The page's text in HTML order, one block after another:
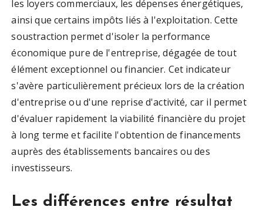
les loyers commerciaux, les dépenses énergétiques,
ainsi que certains impôts liés à l'exploitation. Cette
soustraction permet d'isoler la performance
économique pure de l'entreprise, dégagée de tout
élément exceptionnel ou financier. Cet indicateur
s'avère particulièrement précieux lors de la création
d'entreprise ou d'une reprise d'activité, car il permet
d'évaluer rapidement la viabilité financière du projet
à long terme et facilite l'obtention de financements
auprès des établissements bancaires ou des
investisseurs.
Les différences entre résultat